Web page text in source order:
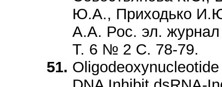
Ю.А., Приходько
А.А. Рос. эл. журнал
Т. 6 № 2 С. 78-79.